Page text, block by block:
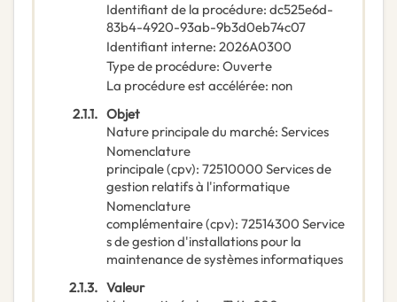
Identifiant de la procédure: dc525e6d-
83b4-4920-93ab-9b3d0eb74c07
Identifiant interne: 2026A0300
Type de procédure: Ouverte
La procédure est accélérée: non
2.1.1. Objet
Nature principale du marché: Services
Nomenclature
principale(cpv): 72510000 Services de
gestion relatifs à l'informatique
Nomenclature
complémentaire(cpv): 72514300 Service
s de gestion d'installations pour la
maintenance de systèmes informatiques
2.1.3. Valeur